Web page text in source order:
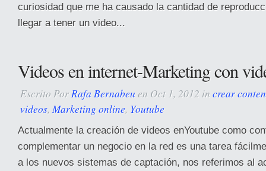
curiosidad que me ha causado la cantidad de
llegar a tener un video...
Videos en internet-Marketing con
Escrito PorRafa Bernabeu en Oct 1, 2012 in crear
videos, Marketing online, Youtube
Actualmente la creación de videos enYoutube como
complementar un negocio en la red es una tarea
a los nuevos sistemas de captación, nos referimos al